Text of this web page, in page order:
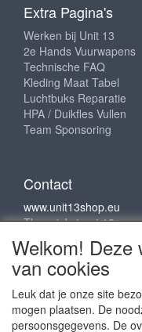
Extra Pagina's
Werken bij Unit 13
2e Hands Vuurwapens
Technische FAQ
Kleding Maat Tabel
Luchtbuks Reparatie
HPA / Duikfles Vullen
Team Sponsoring
Contact
www.unit13shop.eu
Thermiekstraat 12
6361 HB Nuth
info@unit13shop.eu
Sociale media
Welkom! Deze
van cookies
Leuk dat je onze site
mogen plaatsen. De
persoonsgegevens. De